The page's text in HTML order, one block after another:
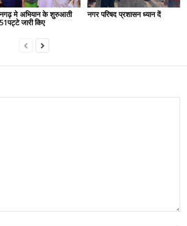
मे अभियान के शुरुआती
जारी किए
नगर परिषद प्रशासन ध्यान दें